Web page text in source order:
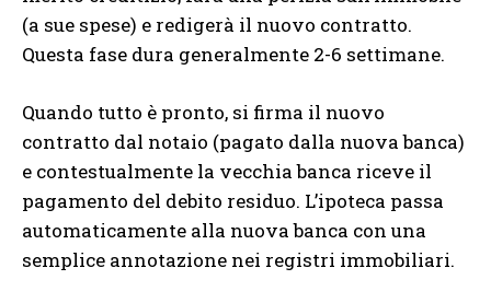
(a sue spese) e redigerà il nuovo contratto.
Questa fase dura generalmente 2-6 settimane.
Quando tutto è pronto, si firma il nuovo
contratto dal notaio (pagato dalla nuova banca)
e contestualmente la vecchia banca riceve il
pagamento del debito residuo. L’ipoteca passa
automaticamente alla nuova banca con una
semplice annotazione nei registri immobiliari.